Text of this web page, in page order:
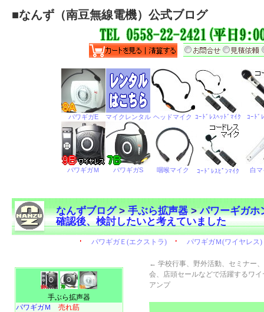
■なんず（南豆無線電機）公式ブログ
なんずブログ>手ぶら拡声器>パワーギガホ
確認後、検討したいと考えていました
← 学校行事、野外活動、セミナー
会、店頭セールなどで活躍するワイ
アンプ
手ぶら拡声器
パワギガＭ 売れ筋